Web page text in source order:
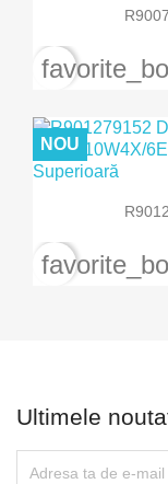
NOU
Ultimele